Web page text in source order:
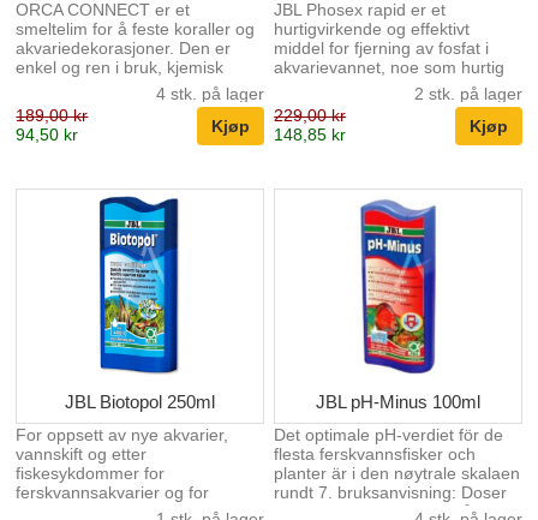
ORCA CONNECT er et
smeltelim for å feste koraller og
akvariedekorasjoner. Den er
enkel og ren i bruk, kjemisk
nøytral og slipper ikke ut
uønskede stoffer i
akvarievannet. Sørg for at
overflaten er ren og fri for fett.
en beholder med varmt vann, ca
60°. Kulene skifter farge fra hvit
til gjennomsiktig og kan brukes
som modell. Etter avkjøling i
noen minutter skifter massen
farge til hvit igjen og stivner helt.
Eventuelle res...
4 stk. på lager
189,00 kr
94,50 kr
JBL Phosex rapid er et
hurtigvirkende og effektivt
middel for fjerning av fosfat i
akvarievannet, noe som hurtig
forbygger \ forhindrer alger i ditt
akvarium. Alger må ha fosfat for
å vokse, og fjernes fosfaten
fjerner man vekstvilkårene for
Fosfatinnhold i vannet 2,4mg/l
Doser 10ml til 40 liter
akvarievann Fosfatinnhold i
vannet 1,2mg/l Doser 10ml til 80
liter akvarievann Fosfatinnhold i
vannet 0,6mg/l Doser...
2 stk. på lager
229,00 kr
148,85 kr
JBL Biotopol 250ml
For oppsett av nye akvarier,
vannskift og etter
fiskesykdommer for
ferskvannsakvarier og for
skilpaddetanker Binder farlige
JBL pH-Minus 100ml
Det optimale pH-verdiet för de
flesta ferskvannsfisker och
planter är i den nøytrale skalaen
rundt 7. bruksanvisning: Doser
bare doseringstabellen på